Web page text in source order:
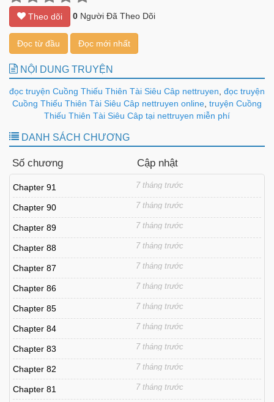
Theo dõi 0 Người Đã Theo Dõi
Đọc từ đầu Đọc mới nhất
NỘI DUNG TRUYỆN
đọc truyện Cuồng Thiếu Thiên Tài Siêu Câp nettruyen đọc truyện
Cuồng Thiếu Thiên Tài Siêu Câp nettruyen online truyện Cuồng
Thiếu Thiên Tài Siêu Câp tại nettruyen miễn phí
DANH SÁCH CHƯƠNG
Số chương Cập nhật
Chapter 91 7 tháng trước
Chapter 90 7 tháng trước
Chapter 89 7 tháng trước
Chapter 88 7 tháng trước
Chapter 87 7 tháng trước
Chapter 86 7 tháng trước
Chapter 85 7 tháng trước
Chapter 84 7 tháng trước
Chapter 83 7 tháng trước
Chapter 82 7 tháng trước
Chapter 81 7 tháng trước